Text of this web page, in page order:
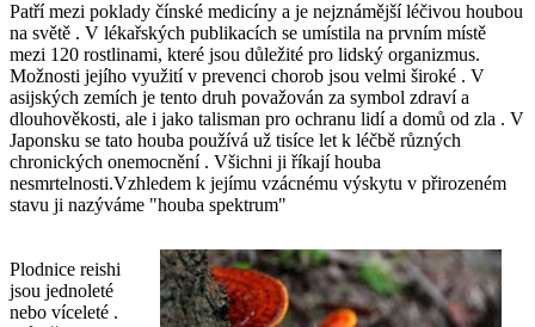
Patří mezi poklady čínské medicíny a je nejznámější léčivou houbou
na světě . V lékařských publikacích se umístila na prvním místě
mezi 120 rostlinami, které jsou důležité pro lidský organizmus.
Možnosti jejího využití v prevenci chorob jsou velmi široké . V
asijských zemích je tento druh považován za symbol zdraví a
dlouhověkosti, ale i jako talisman pro ochranu lidí a domů od zla . V
Japonsku se tato houba používá už tisíce let k léčbě různých
chronických onemocnění . Všichni ji říkají houba
nesmrtelnosti.Vzhledem k jejímu vzácnému výskytu v přirozeném
stavu ji nazýváme "houba spektrum"
Plodnice reishi
jsou jednoleté
nebo víceleté .